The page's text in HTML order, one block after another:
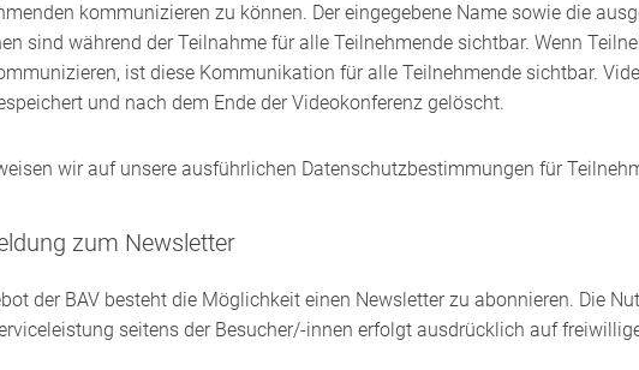
kommunizieren zu können. Der eingegebene Name sowie die
sind während der Teilnahme für alle Teilnehmende sichtbar. Wenn
ist diese Kommunikation für alle Teilnehmende sichtbar.
und nach dem Ende der Videokonferenz gelöscht.
wir auf unsere ausführlichen Datenschutzbestimmungen für
zum Newsletter
der BAV besteht die Möglichkeit einen Newsletter zu abonnieren. Die
seitens der Besucher/-innen erfolgt ausdrücklich auf